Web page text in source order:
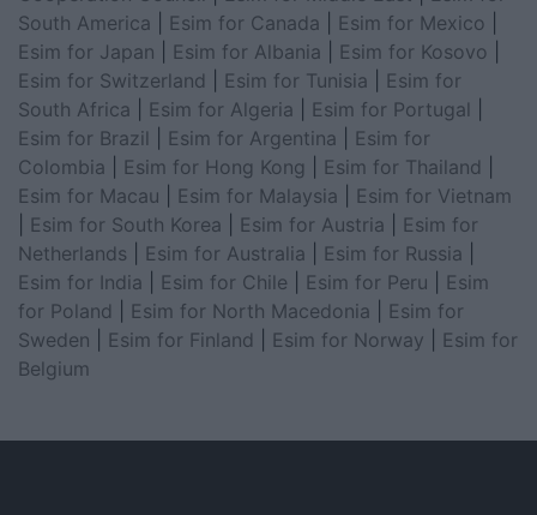
South America
Esim for Canada Esim for Mexico
Esim for Japan
Esim for Albania Esim for Kosovo
Esim for Switzerland
Esim for Tunisia
Esim for
South Africa
Esim for Algeria Esim for Portugal
Esim for Brazil
Esim for Argentina
Esim for
Colombia
Esim for Hong Kong Esim for Thailand
Esim for Macau
Esim for Malaysia
Esim for Vietnam
Esim for South Korea Esim for Austria
Esim for
Netherlands
Esim for Australia Esim for Russia
Esim for India
Esim for Chile Esim for Peru
Esim
for Poland
Esim for North Macedonia
Esim for
Sweden
Esim for Finland Esim for Norway
Esim for
Belgium